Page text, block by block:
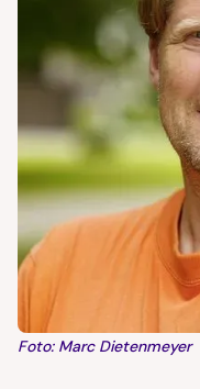
Foto: Marc Dietenmeyer